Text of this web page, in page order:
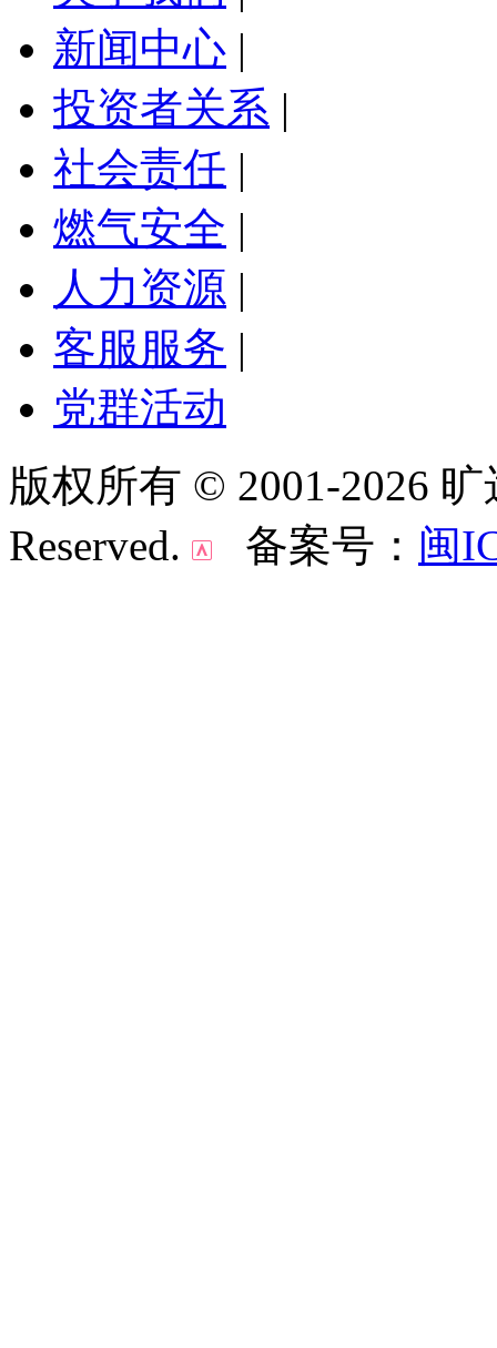
新闻中心 |
投资者关系 |
社会责任 |
燃气安全 |
人力资源 |
客服服务 |
党群活动
版权所有 © 2001-2026
Reserved.
备案号： 闽